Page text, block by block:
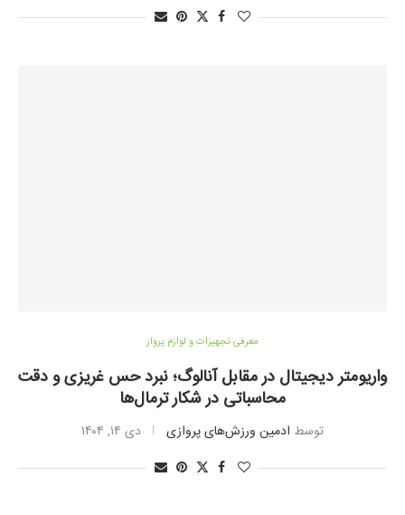
معرفی تجهیزات و لوازم پرواز
واریومتر دیجیتال در مقابل آنالوگ؛ نبرد حس غریزی و دقت
محاسباتی در شکار ترمال‌ها
توسط ادمین ورزش‌های پروازی دی ۱۴, ۱۴۰۴